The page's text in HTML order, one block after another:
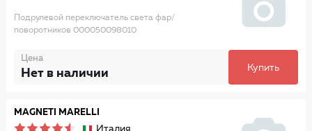
Подрулевой переключатель света фар/
поворотников 000050098010
Цена
Нет в наличии Купить
MAGNETI MARELLI
Италия